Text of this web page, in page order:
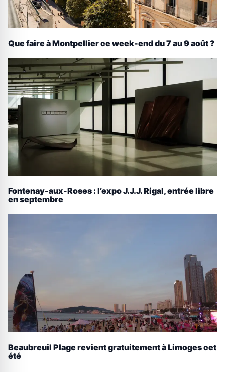
Que faire à Montpellier ce week-end du 7 au 9 août ?
Fontenay-aux-Roses : l’expo J.J.J. Rigal, entrée libre
en septembre
Beaubreuil Plage revient gratuitement à Limoges cet
été